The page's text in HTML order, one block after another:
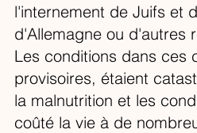
l'internement de Juifs et
d'Allemagne ou d'autres
Les conditions dans ces
provisoires, étaient
la malnutrition et les
coûté la vie à de